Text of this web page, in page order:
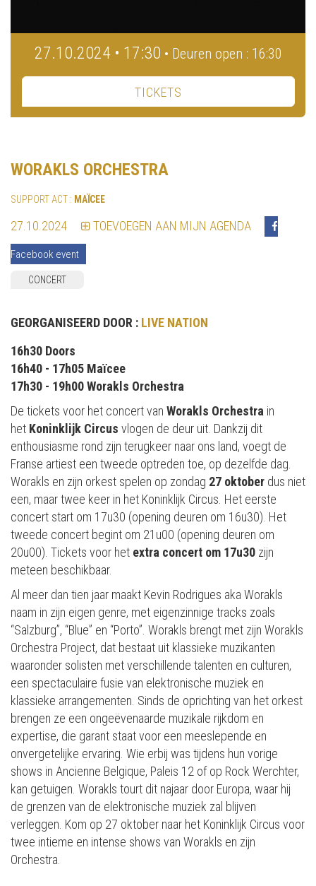
27.10.2024 • 17:30 • Deuren open : 16:30
TICKETS
WORAKLS ORCHESTRA
SUPPORT ACT : MAÏCEE
27.10.2024 TOEVOEGEN AAN MIJN AGENDA
Facebook event
CONCERT
GEORGANISEERD DOOR : LIVE NATION
16h30 Doors
16h40 - 17h05 Maïcee
17h30 - 19h00 Worakls Orchestra
De tickets voor het concert van Worakls Orchestra in
het Koninklijk Circus vlogen de deur uit. Dankzij dit
enthousiasme rond zijn terugkeer naar ons land, voegt de
Franse artiest een tweede optreden toe, op dezelfde dag.
Worakls en zijn orkest spelen op zondag 27 oktober dus niet
een, maar twee keer in het Koninklijk Circus. Het eerste
concert start om 17u30 (opening deuren om 16u30). Het
tweede concert begint om 21u00 (opening deuren om
20u00). Tickets voor het extra concert om 17u30 zijn
meteen beschikbaar.
Al meer dan tien jaar maakt Kevin Rodrigues aka Worakls
naam in zijn eigen genre, met eigenzinnige tracks zoals
“Salzburg”, “Blue” en “Porto”. Worakls brengt met zijn Worakls
Orchestra Project, dat bestaat uit klassieke muzikanten
waaronder solisten met verschillende talenten en culturen,
een spectaculaire fusie van elektronische muziek en
klassieke arrangementen. Sinds de oprichting van het orkest
brengen ze een ongeëvenaarde muzikale rijkdom en
expertise, die garant staat voor een meeslepende en
onvergetelijke ervaring. Wie erbij was tijdens hun vorige
shows in Ancienne Belgique, Paleis 12 of op Rock Werchter,
kan getuigen. Worakls tourt dit najaar door Europa, waar hij
de grenzen van de elektronische muziek zal blijven
verleggen. Kom op 27 oktober naar het Koninklijk Circus voor
twee intieme en intense shows van Worakls en zijn
Orchestra.